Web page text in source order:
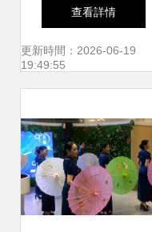
在成都成功承辦會
展專業課程建設全
查看詳情
更新時間：2026-06-19
19:49:55